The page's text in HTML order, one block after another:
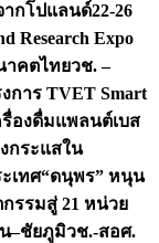
ากโปแลนด์22-26
Research Expo
าคตไทยวช. –
าร TVET Smart
รื่องดื่มแพลนต์เบส
กระแสใน
เทศ“ดนุพร” หนุน
รรมสู่ 21 หน่วย
–ชัยภูมิวช.-สอศ.